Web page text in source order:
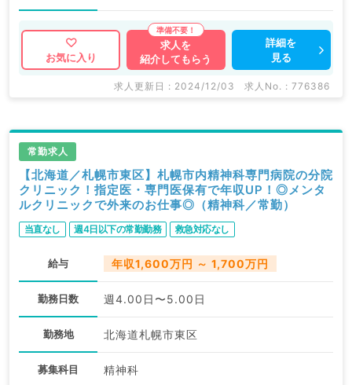
お気に入り
求人を
紹介してもらう
詳細を
見る
求人更新日 : 2024/12/03 求人No. : 776386
常勤求人
【北海道／札幌市東区】札幌市内精神科専門病院の分院
クリニック！指定医・専門医保有で年収UP！◎メンタ
ルクリニックで外来のお仕事◎（精神科／常勤）
当直なし 週4日以下の常勤勤務 救急対応なし
給与 年収1,600万円 ～ 1,700万円
勤務日数 週4.00日〜5.00日
勤務地 北海道札幌市東区
募集科目 精神科